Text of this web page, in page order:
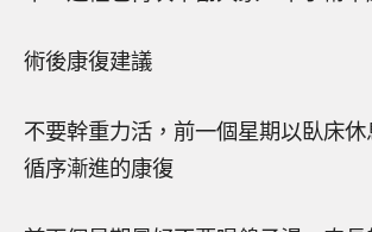
術後康復建議
不要幹重力活，前一個星期以臥床
循序漸進的康復